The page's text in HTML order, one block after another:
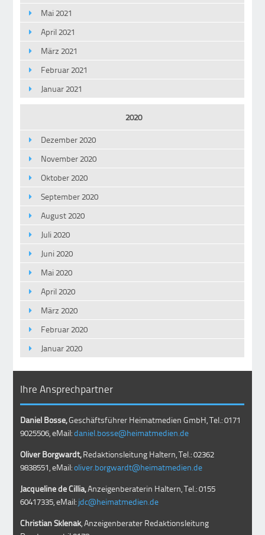
Mai 2021
April 2021
März 2021
Februar 2021
Januar 2021
2020
Dezember 2020
November 2020
Oktober 2020
September 2020
August 2020
Juli 2020
Juni 2020
Mai 2020
April 2020
März 2020
Februar 2020
Januar 2020
Ihre Ansprechpartner
Daniel Bosse,Geschäftsführer Heimatmedien GmbH, Tel.: 0171
9025506, eMail:daniel.bosse@heimatmedien.de
Oliver Borgwardt,Redaktionsleitung Haltern, Tel.: 02362
9838551, eMail:oliver.borgwardt@heimatmedien.de
Jacqueline de Cillia,Anzeigenberaterin Haltern, Tel.: 0155
60417335, eMail: jdc@heimatmedien.de
Christian Sklenak , Anzeigenberater Redaktionsleitung